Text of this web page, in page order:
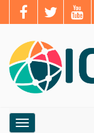
Toggle navigation